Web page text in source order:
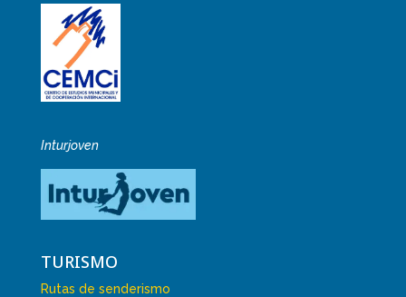
Inturjoven
TURISMO
Rutas de senderismo